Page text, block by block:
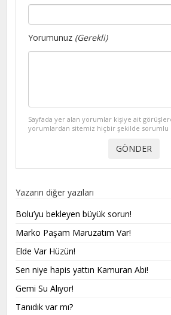
Yorumunuz (Gerekli)
Sayfada yer alan yorumlar kişiye ait
yorumlardan sitemiz hiçbir şekilde sorumlu
Yazarın diğer yazıları
Bolu’yu bekleyen büyük sorun!
Marko Paşam Maruzatım Var!
Elde Var Hüzün!
Sen niye hapis yattın Kamuran Abi!
Gemi Su Alıyor!
Tanıdık var mı?